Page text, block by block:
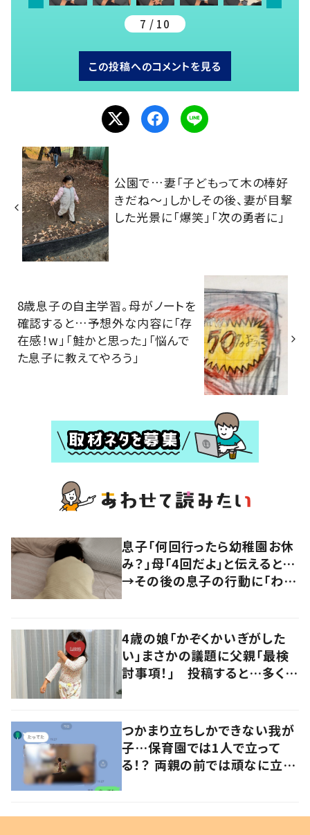
7 / 10
この投稿へのコメントを見る
公園で…妻「子どもって木の棒好
きだね～」しかしその後、妻が目撃
した光景に「爆笑」「次の勇者に」
8歳息子の自主学習。母がノートを
確認すると…予想外な内容に「存
在感！w」「鮭かと思った」「悩んで
た息子に教えてやろう」
息子「何回行ったら幼稚園お休
み？」母「4回だよ」と伝えると…
→その後の息子の行動に「わか
4歳の娘「かぞくかいぎがした
い」まさかの議題に父親「最検
討事項！」 投稿すると…多くの
つかまり立ちしかできない我が
子…保育園では1人で立って
る！？ 両親の前では頑なに立た